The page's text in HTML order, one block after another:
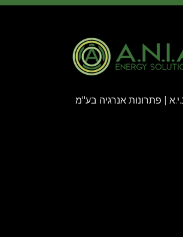
| פתרונות אנרגיה בע"מ